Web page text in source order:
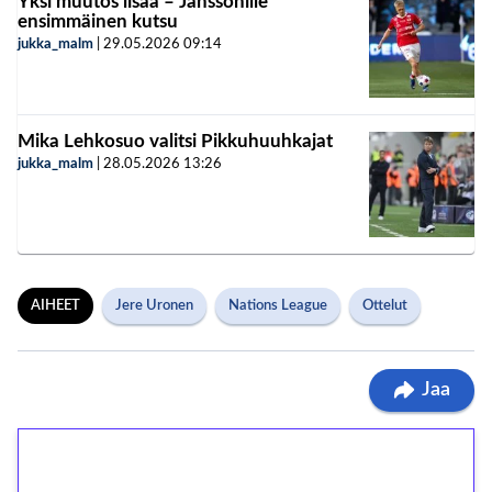
ensimmäinen kutsu
jukka_malm 29.05.2026 09:14
Mika Lehkosuo valitsi Pikkuhuuhkajat
jukka_malm 28.05.2026 13:26
AIHEET Jere Uronen Nations League Ottelut
Jaa